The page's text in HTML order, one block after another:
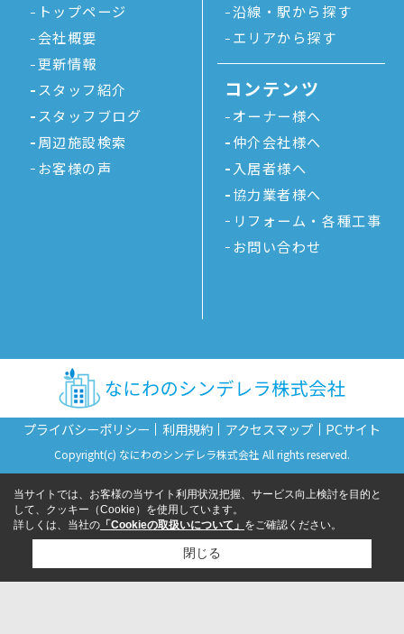
トップページ
会社概要
更新情報
スタッフ紹介
スタッフブログ
周辺施設検索
お客様の声
沿線・駅から探す
エリアから探す
コンテンツ
オーナー様へ
仲介会社様へ
入居者様へ
協力業者様へ
リフォーム・各種工事
お問い合わせ
プライバシーポリシー 利用規約 アクセスマップ PCサイト
Copyright(c) なにわのシンデレラ株式会社 All rights reserved.
当サイトでは、お客様の当サイト利用状況把握、サービス向上検討を目的と
して、クッキー（Cookie）を使用しています。
詳しくは、当社の 「Cookieの取扱いについて」 をご確認ください。
閉じる